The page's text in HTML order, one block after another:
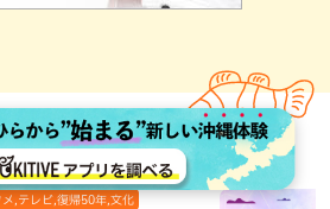
たへおすすめ！
メ,テレビ,復帰50年,文化